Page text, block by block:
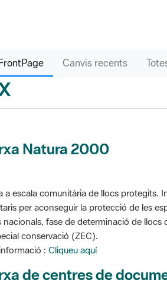
Canvis recents
Natura 2000
a escala comunitària de llocs protegits.
per aconseguir la protecció de les
nacionals, fase de determinació de
conservació (ZEC).
: Cliqueu aquí
de centres de